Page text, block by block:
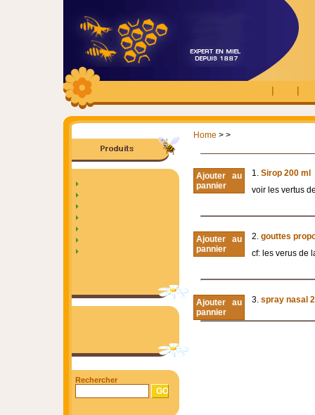
| |
Rechercher
Home > >
Ajouter au
pannier
1. Sirop 200 ml
voir les vertus
Ajouter au
pannier
2. gouttes
cf: les verus de
Ajouter au
pannier
3. spray nasal